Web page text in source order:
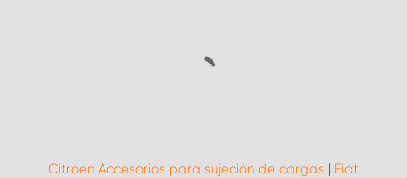
Citroen Accesorios para sujeción de cargas | Fiat